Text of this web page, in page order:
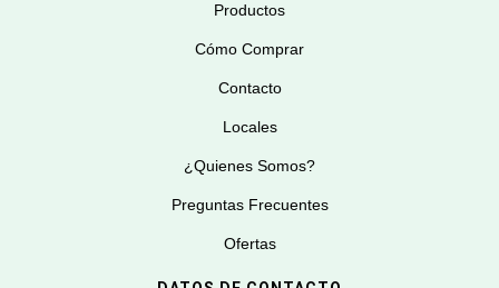
Productos
Cómo Comprar
Contacto
Locales
¿Quienes Somos?
Preguntas Frecuentes
Ofertas